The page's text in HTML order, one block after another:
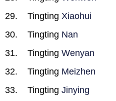
Tingting Xiaohui
Tingting Nan
Tingting Wenyan
Tingting Meizhen
Tingting Jinying